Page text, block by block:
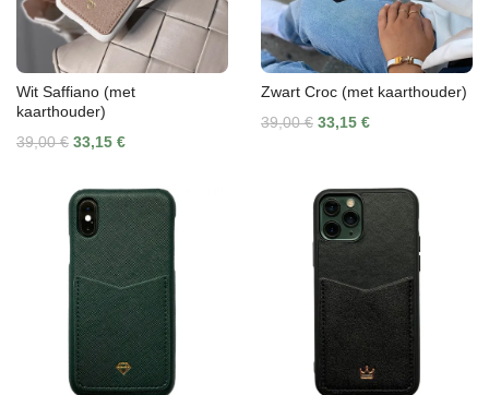
Wit Saffiano (met
kaarthouder)
39,00 € 33,15 €
Zwart Croc (met kaarthouder)
39,00 € 33,15 €